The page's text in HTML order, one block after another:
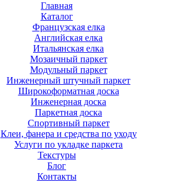
Главная
Каталог
Французская елка
Английская елка
Итальянская елка
Мозаичный паркет
Модульный паркет
Инженерный штучный паркет
Широкоформатная доска
Инженерная доска
Паркетная доска
Спортивный паркет
Клеи, фанера и средства по уходу
Услуги по укладке паркета
Текстуры
Блог
Контакты